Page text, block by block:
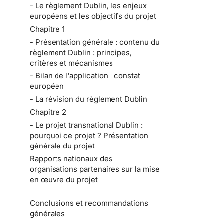
- Le règlement Dublin, les enjeux
européens et les objectifs du projet
Chapitre 1
- Présentation générale : contenu du
règlement Dublin : principes,
critères et mécanismes
- Bilan de l'application : constat
européen
- La révision du règlement Dublin
Chapitre 2
- Le projet transnational Dublin :
pourquoi ce projet ? Présentation
générale du projet
Rapports nationaux des
organisations partenaires sur la mise
en œuvre du projet
Conclusions et recommandations
générales